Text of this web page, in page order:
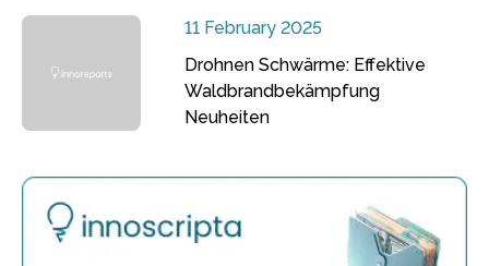
11 February 2025
Drohnen Schwärme: Effektive
Waldbrandbekämpfung
Neuheiten